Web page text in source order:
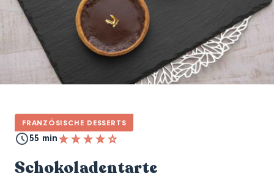
FRANZÖSISCHE DESSERTS
55 min
Schokoladentarte